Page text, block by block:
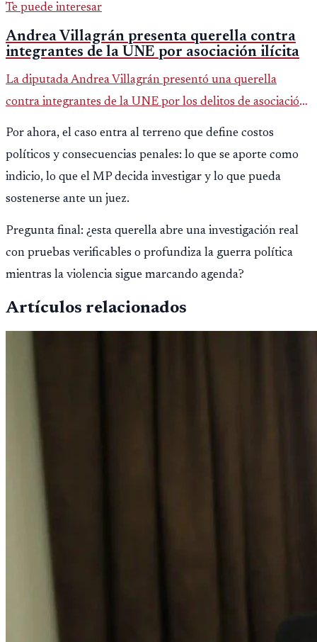
Te puede interesar
Andrea Villagrán presenta querella contra
integrantes de la UNE por asociación ilícita
La diputada Andrea Villagrán presentó una querella
contra integrantes de la UNE por los delitos de asociación
ilícita, terrorismo y sedición.
Por ahora, el caso entra al terreno que define costos
políticos y consecuencias penales: lo que se aporte como
indicio, lo que el MP decida investigar y lo que pueda
sostenerse ante un juez.
Pregunta final: ¿esta querella abre una investigación real
con pruebas verificables o profundiza la guerra política
mientras la violencia sigue marcando agenda?
Artículos relacionados